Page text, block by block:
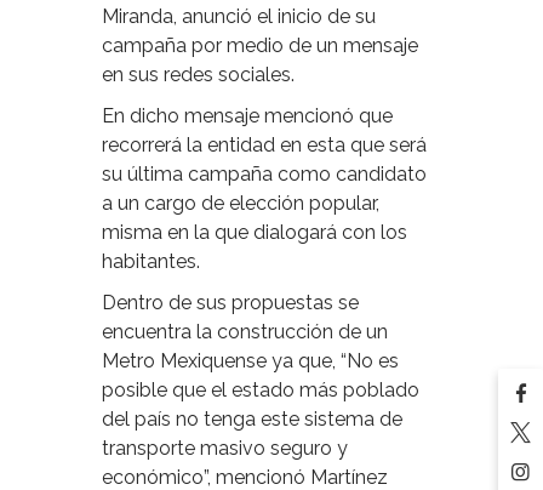
Miranda, anunció el inicio de su
campaña por medio de un mensaje
en sus redes sociales.
En dicho mensaje mencionó que
recorrerá la entidad en esta que será
su última campaña como candidato
a un cargo de elección popular,
misma en la que dialogará con los
habitantes.
Dentro de sus propuestas se
encuentra la construcción de un
Metro Mexiquense ya que, “No es
posible que el estado más poblado
del país no tenga este sistema de
transporte masivo seguro y
económico”, mencionó Martínez